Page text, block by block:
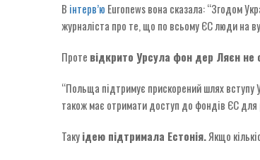
В інтерв’ю Euronews вона сказала: “Згодом
журналіста про те, що по всьому ЄС люди на
Проте відкрито Урсула фон дер Ляєн
“Польща підтримує прискорений шлях вступу
також має отримати доступ до фондів ЄС для
Такуідею підтримала Естонія.Якщо